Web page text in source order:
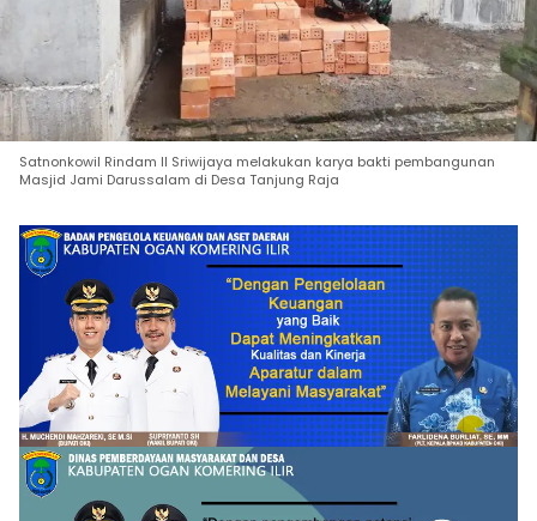
Satnonkowil Rindam II Sriwijaya melakukan karya bakti pembangunan
Masjid Jami Darussalam di Desa Tanjung Raja